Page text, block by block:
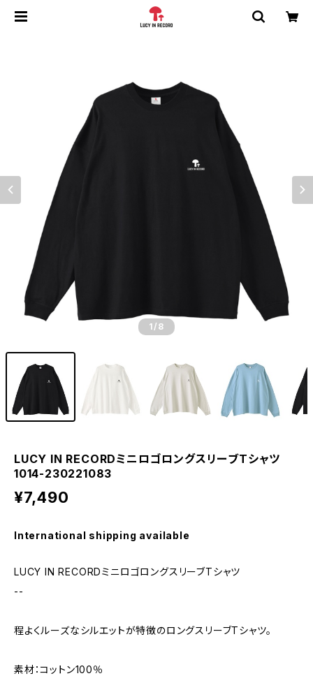
1 /8
LUCY IN RECORDミニロゴロングスリーブTシャツ
1014-230221083
¥7,490
International shipping available
LUCY IN RECORDミニロゴロングスリーブTシャツ
--
程よくルーズなシルエットが特徴のロングスリーブTシャツ。
素材：コットン100％